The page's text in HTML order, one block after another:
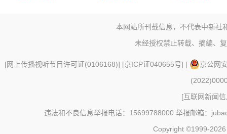
本网站所刊载信息，不代表中新社
未经授权禁止转载、摘编、
[网上传播视听节目许可证(0106168)] [京ICP证040655号] [
京公网
[互联网新闻
违法和不良信息举报电话：15699788000 举报邮箱：
Copyright ©1999-